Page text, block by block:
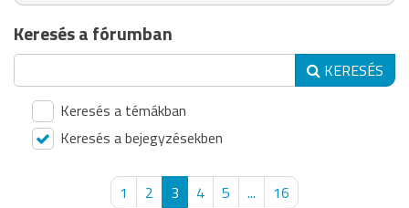
Keresés a fórumban
KERESÉS
Keresés a témákban
Keresés a bejegyzésekben
1 2 3 4 5 ...
16